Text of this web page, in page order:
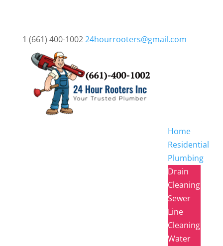
1 (661) 400-100224hourrooters@gmail.com
Home
Residential
Plumbing
Drain
Cleaning
Sewer
Line
Cleaning
Water